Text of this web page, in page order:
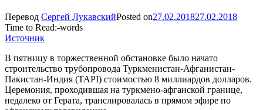
Перевод Сергей ЛукавскийPosted on27.02.201827.02.2018
Time to Read:-words
Источник
В пятницу в торжественной обстановке было начато
строительство трубопровода Туркменистан-Афганистан-
Пакистан-Индия (TAPI) стоимостью 8 миллиардов долларов.
Церемония, проходившая на туркмено-афганской границе,
недалеко от Герата, транслировалась в прямом эфире по